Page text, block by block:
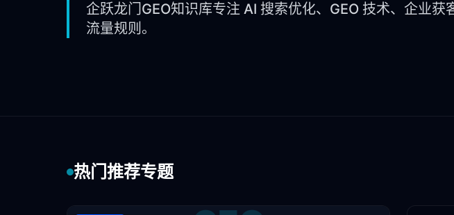
企跃龙门GEO知识库专注 AI 搜索优化、GEO 技术、企业
流量规则。
热门推荐专题